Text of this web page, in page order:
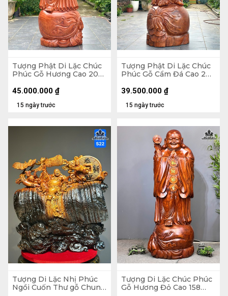
Tượng Phật Di Lặc Chúc
Phúc Gỗ Hương Cao 200
15 ngày trước
45.000.000 ₫
Tượng Phật Di Lặc Chúc
Phúc Gỗ Cẩm Đá Cao 200
15 ngày trước
39.500.000 ₫
Tượng Di Lặc Nhị Phúc
Ngồi Cuốn Thư gỗ Chun
Tượng Di Lặc Chúc Phúc
Gỗ Hương Đỏ Cao 158